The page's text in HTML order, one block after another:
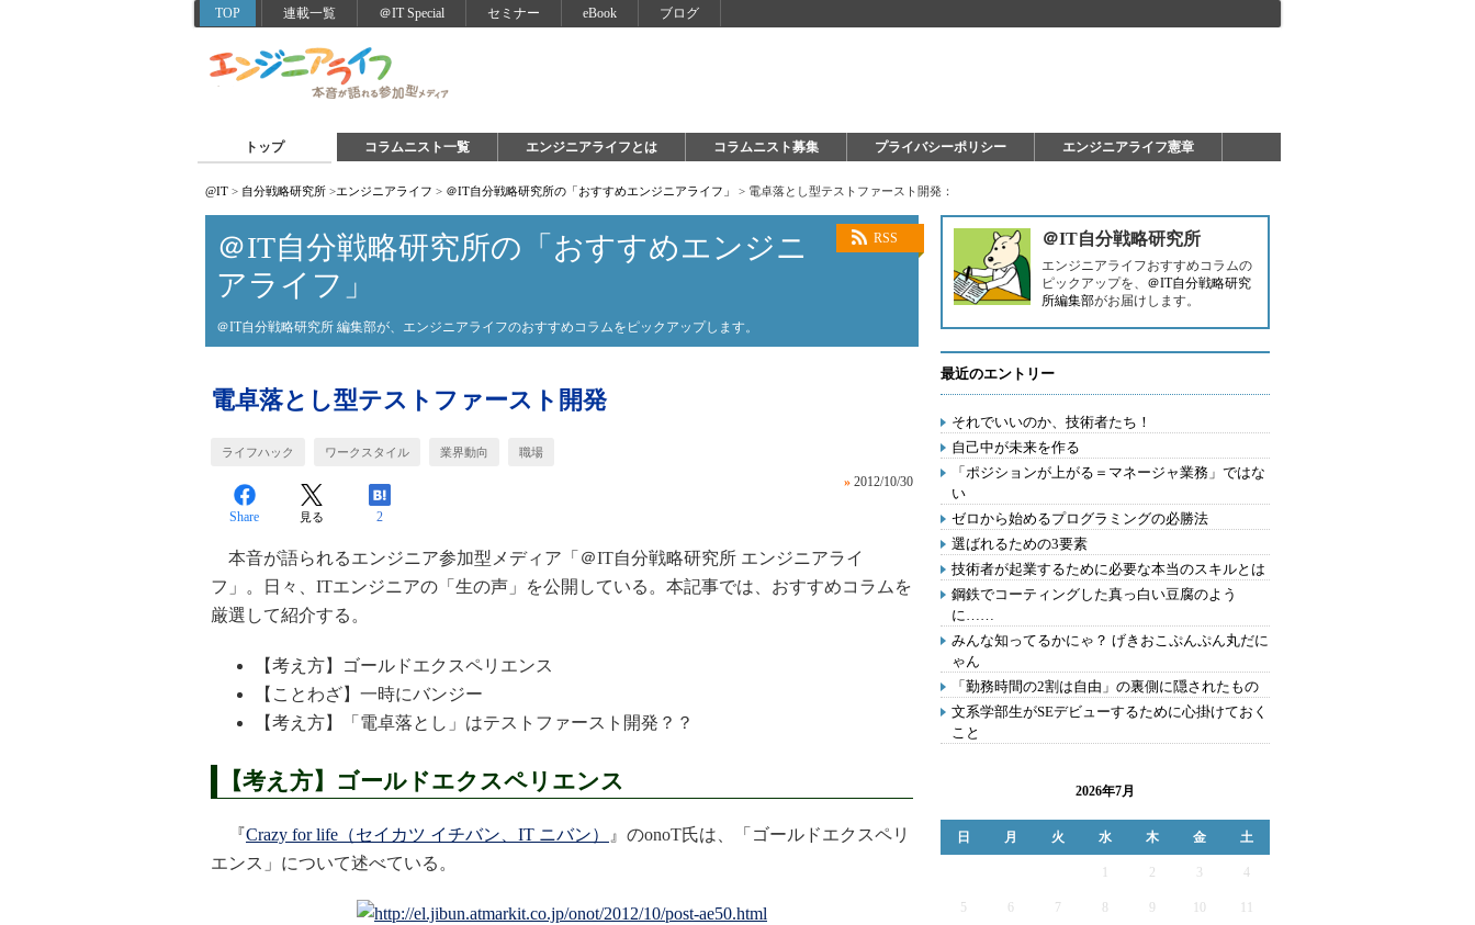
TOP 連載一覧 ＠IT Special セミナー eBook ブログ
トップ コラムニスト一覧 エンジニアライフとは コラムニスト募集 プライバシーポリシー エンジニアライフ憲章
@IT > 自分戦略研究所 >エンジニアライフ > ＠IT自分戦略研究所の「おすすめエンジニアライフ」 > 電卓落とし型テストファースト開発：
RSS
＠IT自分戦略研究所の「おすすめエンジニ
アライフ」
＠IT自分戦略研究所 編集部が、エンジニアライフのおすすめコラムをピックアップします。
電卓落とし型テストファースト開発
ライフハック ワークスタイル 業界動向 職場
» 2012/10/30
Share 見る 2
本音が語られるエンジニア参加型メディア「＠IT自分戦略研究所 エンジニアライ
フ」。日々、ITエンジニアの「生の声」を公開している。本記事では、おすすめコラムを
厳選して紹介する。
【考え方】ゴールドエクスペリエンス
【ことわざ】一時にバンジー
【考え方】「電卓落とし」はテストファースト開発？？
【考え方】ゴールドエクスペリエンス
『Crazy for life（セイカツ イチバン、IT ニバン）
』のonoT氏は、「ゴールドエクスペリ
エンス」について述べている。
＠IT自分戦略研究所
エンジニアライフおすすめコラムの
ピックアップを、 ＠IT自分戦略研究
所編集部がお届けします。
最近のエントリー
それでいいのか、技術者たち！
自己中が未来を作る
「ポジションが上がる＝マネージャ業務」ではな
い
ゼロから始めるプログラミングの必勝法
選ばれるための3要素
技術者が起業するために必要な本当のスキルとは
鋼鉄でコーティングした真っ白い豆腐のよう
に……
みんな知ってるかにゃ？ げきおこぷんぷん丸だに
ゃん
「勤務時間の2割は自由」の裏側に隠されたもの
文系学部生がSEデビューするために心掛けておく
こと
2026年7月
日 月 火 水 木 金 土
2 3 4
5 6 7 9